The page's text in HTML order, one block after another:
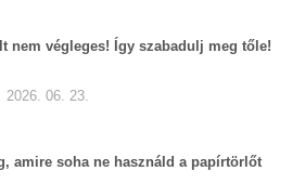
nem végleges! Így szabadulj meg tőle!
2026. 06. 23.
amire soha ne használd a papírtörlőt